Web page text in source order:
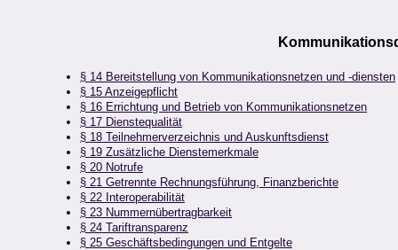
§ 14 Bereitstellung von Kommunikationsnetzen und -diensten
§ 15 Anzeigepflicht
§ 16 Errichtung und Betrieb von Kommunikationsnetzen
§ 17 Dienstequalität
§ 18 Teilnehmerverzeichnis und Auskunftsdienst
§ 19 Zusätzliche Dienstemerkmale
§ 20 Notrufe
§ 21 Getrennte Rechnungsführung, Finanzberichte
§ 22 Interoperabilität
§ 23 Nummernübertragbarkeit
§ 24 Tariftransparenz
§ 25 Geschäftsbedingungen und Entgelte